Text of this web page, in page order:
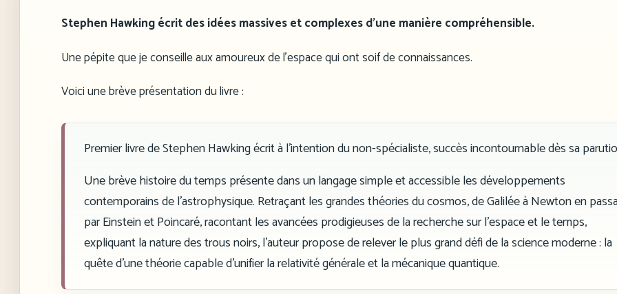
Stephen Hawking écrit des idées massives et complexes d’une manière compréhensible.
Une pépite que je conseille aux amoureux de l’espace qui ont soif de connaissances.
Voici une brève présentation du livre :
Premier livre de Stephen Hawking écrit à l’intention du non-spécialiste, succès incontournable dès sa
Une brève histoire du temps présente dans un langage simple et accessible les développements
contemporains de l’astrophysique. Retraçant les grandes théories du cosmos, de Galilée à Newton en
par Einstein et Poincaré, racontant les avancées prodigieuses de la recherche sur l’espace et le temps,
expliquant la nature des trous noirs, l’auteur propose de relever le plus grand défi de la science moderne : la
quête d’une théorie capable d’unifier la relativité générale et la mécanique quantique.